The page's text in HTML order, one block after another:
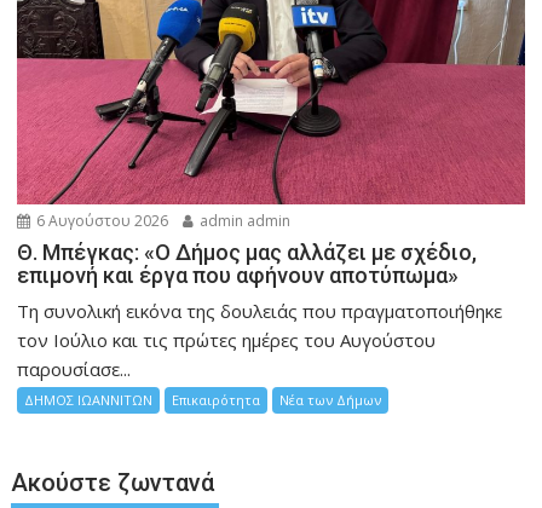
6 Αυγούστου 2026 admin admin
Θ. Μπέγκας: «Ο Δήμος μας αλλάζει με σχέδιο,
επιμονή και έργα που αφήνουν αποτύπωμα»
Τη συνολική εικόνα της δουλειάς που πραγματοποιήθηκε
τον Ιούλιο και τις πρώτες ημέρες του Αυγούστου
παρουσίασε...
ΔΗΜΟΣ ΙΩΑΝΝΙΤΩΝ Επικαιρότητα Νέα των Δήμων
Ακούστε ζωντανά